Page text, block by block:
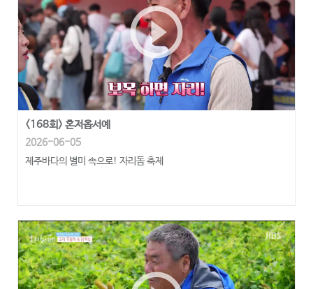
play_circle_outline
<168회> 혼저옵서예
2026-06-05
제주바다의 별미 속으로! 자리돔 축제